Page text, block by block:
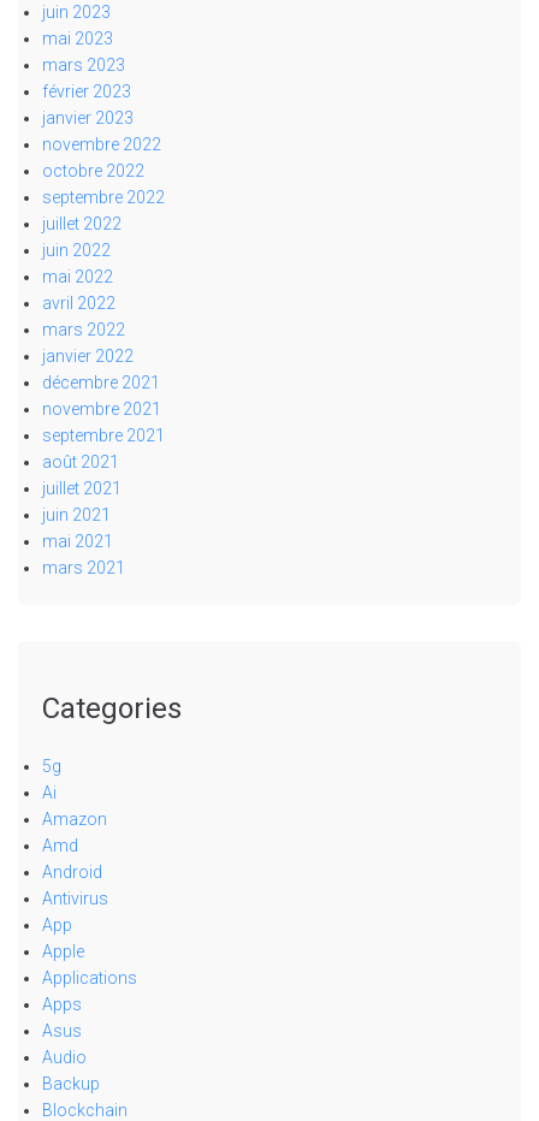
juin 2023
mai 2023
mars 2023
février 2023
janvier 2023
novembre 2022
octobre 2022
septembre 2022
juillet 2022
juin 2022
mai 2022
avril 2022
mars 2022
janvier 2022
décembre 2021
novembre 2021
septembre 2021
août 2021
juillet 2021
juin 2021
mai 2021
mars 2021
Categories
5g
Ai
Amazon
Amd
Android
Antivirus
App
Apple
Applications
Apps
Asus
Audio
Backup
Blockchain